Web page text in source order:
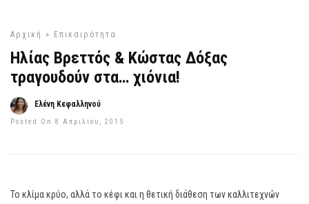
Αρχική » Επικαιρότητα
Ηλίας Βρεττός & Κώστας Δόξας
τραγουδούν στα… χιόνια!
Ελένη Κεφαλληνού
Posted On 8 Απριλίου, 2015
Το κλίμα κρύο, αλλά το κέφι και η θετική διάθεση των καλλιτεχνών